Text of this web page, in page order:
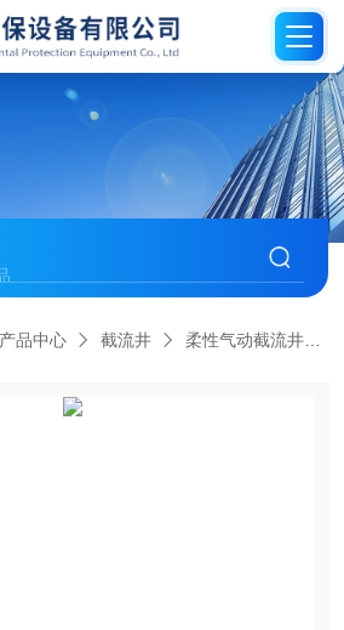
产品中心 截流井 柔性气动截流井